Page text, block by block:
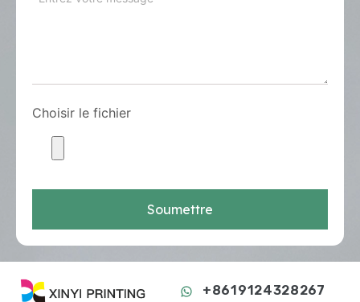
Choisir le fichier
Soumettre
+8619124328267